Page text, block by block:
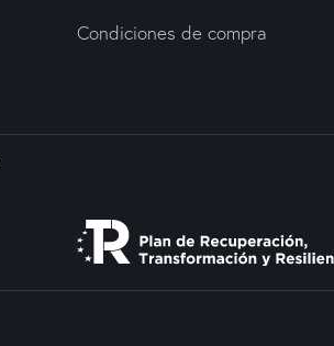
Condiciones de compra